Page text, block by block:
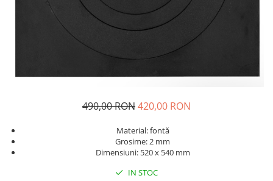
Ușă șemineu
Gratar Inox
Cărămidă refractară
490,00 RON420,00 RON
Material: fontă
Grosime: 2 mm
Dimensiuni: 520 x 540 mm
IN STOC